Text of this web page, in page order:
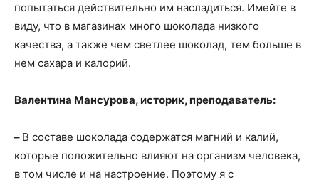
попытаться действительно им насладиться. Имейте в
виду, что в магазинах много шоколада низкого
качества, а также чем светлее шоколад, тем больше в
нем сахара и калорий.
Валентина Мансурова, историк, преподаватель:
– В составе шоколада содержатся магний и калий,
которые положительно влияют на организм человека,
в том числе и на настроение. Поэтому я с